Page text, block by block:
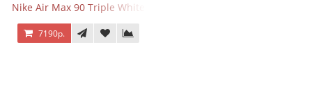
Nike Air Max 90 Triple White
7190р.